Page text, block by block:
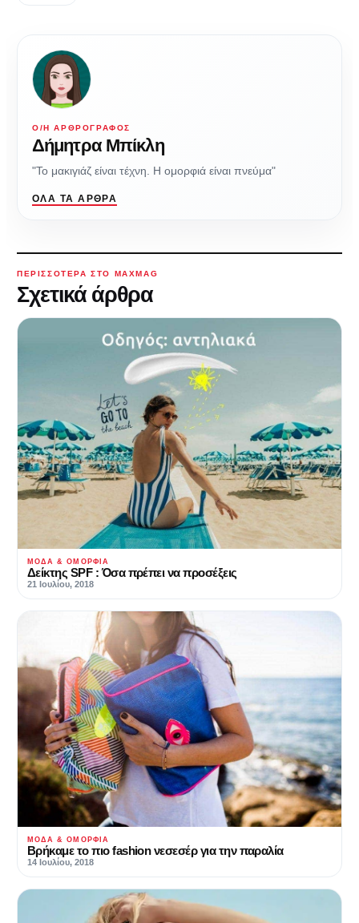
Ο/Η ΑΡΘΡΟΓΡΆΦΟΣ
Δήμητρα Μπίκλη
"Το μακιγιάζ είναι τέχνη. Η ομορφιά είναι πνεύμα"
ΌΛΑ ΤΑ ΆΡΘΡΑ
ΠΕΡΙΣΣΌΤΕΡΑ ΣΤΟ MAXMAG
Σχετικά άρθρα
ΜΌΔΑ & ΟΜΟΡΦΙΆ
Δείκτης SPF : Όσα πρέπει να προσέξεις
21 Ιουλίου, 2018
ΜΌΔΑ & ΟΜΟΡΦΙΆ
Βρήκαμε το πιο fashion νεσεσέρ για την παραλία
14 Ιουλίου, 2018